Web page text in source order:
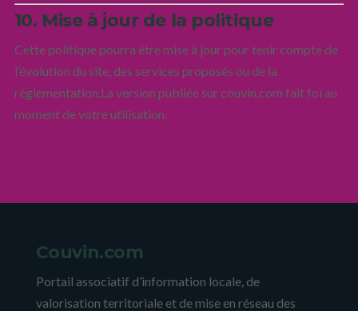
10. Mise à jour de la politique
Cette politique pourra être mise à jour pour tenir compte de
l’évolution du site, des services proposés ou de la
réglementation.La version publiée sur couvin.com fait foi au
moment de votre utilisation.
Couvin.com
Portail associatif d’information locale, de
valorisation territoriale et de mise en réseau des